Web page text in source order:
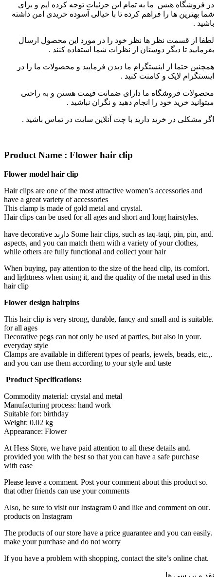
هیس ما به تمام این جزئیات توجه کرده ایم و برای
را فراهم کرده تا با خیالی آسوده خریدی امن داشته
نظر ها نظر خود را در مورد این محصول ارسال
دیگر دوستان از نظرات شما استفاده کنند .
از اینستگرام ما دیدن فرمایید و محصولات ما را در
و کامنت کنید .
ما دارای ضمانت قیمت هستن و به راحتی
خود را انجام دهید و نگران نباشید .
خرید دارید با چت آنلاین سایت در تماس باشید .
Product Name : Flower hair clip
Flower model hair clip
Hair clips are one of the most attractive women’s
have a great variety of accessories
.Some hair clips, such as taq-taqi, pin, pin, and دارند have decorative
aspects, and you can match them with a variety of your
while others are fully functional and collect your hair
.When buying, pay attention to the size of the head clip,
and lightness when using it, and the quality of the metal
Flower design hairpins
.This hair clip is very strong, durable, fancy and small
.Decorative pegs can not only be used at parties, but also
everyday style
.Clamps are available in different types of pearls, jewels,
and you can use them according to your style and taste
Commodity material: crystal and metal
Manufacturing process: hand work
Suitable for: birthday
Weight: 0.02 kg
Appearance: Flower
.At Hess Store, we have paid attention to all these details
provided you with the best so that you can have a safe
.Please leave a comment. Post your comment about this
that other friends can use your comments
.Also, be sure to visit our Instagram 0 and like and
products on Instagram
.The products of our store have a price guarantee and
make your purchase and do not worry
ها